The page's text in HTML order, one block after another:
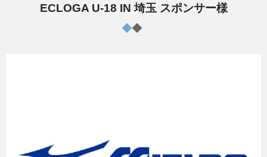
ECLOGA U-18 IN 埼玉 スポンサー様